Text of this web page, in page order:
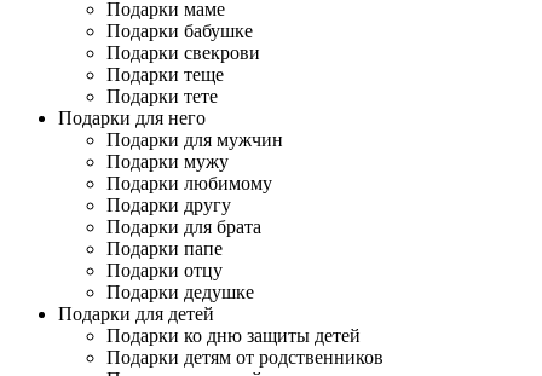
Подарки маме
Подарки бабушке
Подарки свекрови
Подарки теще
Подарки тете
Подарки для него
Подарки для мужчин
Подарки мужу
Подарки любимому
Подарки другу
Подарки для брата
Подарки папе
Подарки отцу
Подарки дедушке
Подарки для детей
Подарки ко дню защиты детей
Подарки детям от родственников